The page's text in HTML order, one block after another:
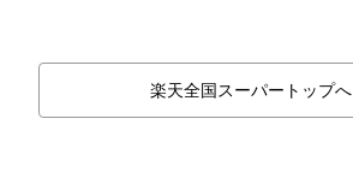
楽天全国スーパートップへ